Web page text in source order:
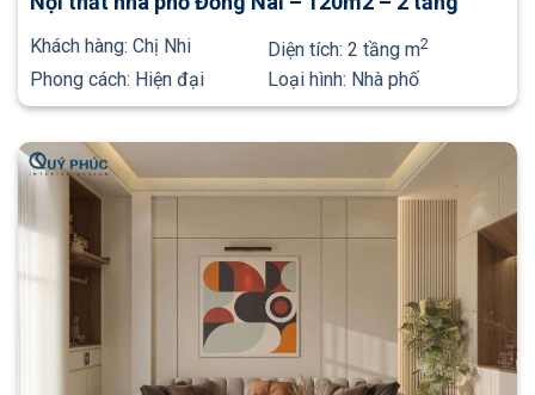
Khách hàng: Chị Nhi Diện tích: 2 tầng m2
Phong cách: Hiện đại Loại hình: Nhà phố